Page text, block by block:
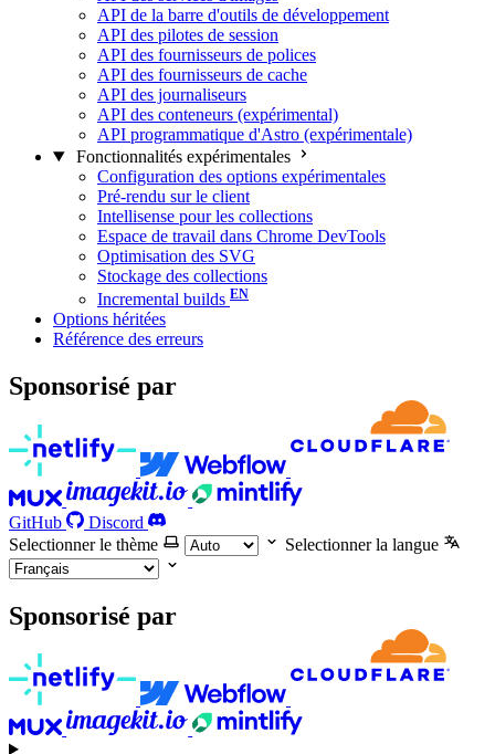
API de la barre d'outils de développement
API des pilotes de session
API des fournisseurs de polices
API des fournisseurs de cache
API des journaliseurs
API des conteneurs (expérimental)
API programmatique d'Astro (expérimentale)
Fonctionnalités expérimentales
Configuration des options expérimentales
Pré-rendu sur le client
Intellisense pour les collections
Espace de travail dans Chrome DevTools
Optimisation des SVG
Stockage des collections
Incremental builds
Options héritées
Référence des erreurs
Sponsorisé par
GitHub
Discord
Selectionner le thème
Selectionner la langue
Sponsorisé par